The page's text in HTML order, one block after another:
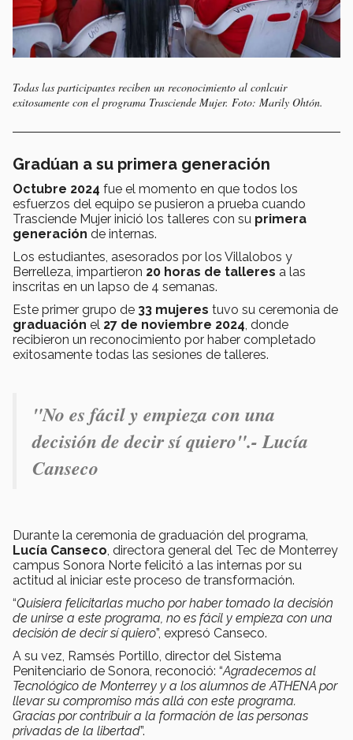
Todas las participantes reciben un reconocimiento al conlcuir
exitosamente con el programa Trasciende Mujer. Foto: Marily Ohtón.
Gradúan a su primera generación
Octubre 2024 fue el momento en que todos los
esfuerzos del equipo se pusieron a prueba cuando
Trasciende Mujer inició los talleres con su primera
generación de internas.
Los estudiantes, asesorados por los Villalobos y
Berrelleza, impartieron 20 horas de talleres a las
inscritas en un lapso de 4 semanas.
Este primer grupo de 33 mujeres tuvo su ceremonia de
graduación el 27 de noviembre 2024, donde
recibieron un reconocimiento por haber completado
exitosamente todas las sesiones de talleres.
"No es fácil y empieza con una
decisión de decir sí quiero".- Lucía
Canseco
Durante la ceremonia de graduación del programa,
Lucía Canseco, directora general del Tec de Monterrey
campus Sonora Norte felicitó a las internas por su
actitud al iniciar este proceso de transformación.
“Quisiera felicitarlas mucho por haber tomado la decisión
de unirse a este programa, no es fácil y empieza con una
decisión de decir sí quiero”, expresó Canseco.
A su vez, Ramsés Portillo, director del Sistema
Penitenciario de Sonora, reconoció: “Agradecemos al
Tecnológico de Monterrey y a los alumnos de ATHENA por
llevar su compromiso más allá con este programa.
Gracias por contribuir a la formación de las personas
privadas de la libertad”.